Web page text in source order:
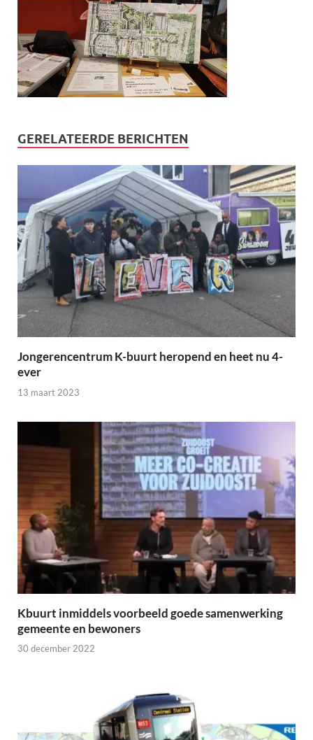
GERELATEERDE BERICHTEN
Jongerencentrum K-buurt heropend en heet nu 4-
ever
13 maart 2023
Kbuurt inmiddels voorbeeld goede samenwerking
gemeente en bewoners
30 december 2022